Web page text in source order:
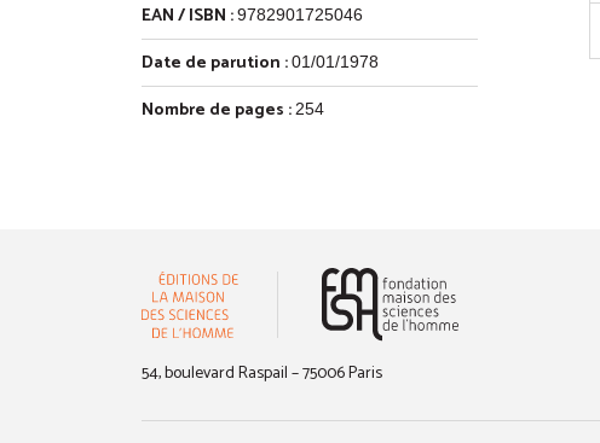
EAN / ISBN :9782901725046
Date de parution :01/01/1978
Nombre de pages : 254
54, boulevard Raspail – 75006 Paris